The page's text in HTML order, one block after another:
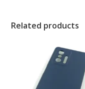
Related products